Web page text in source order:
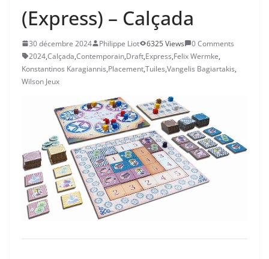
(Express) – Calçada
30 décembre 2024 Philippe Liot 6325 Views
0 Comments
2024,Calçada,Contemporain,Draft,Express,Felix Wermke,
Konstantinos Karagiannis,Placement,Tuiles,Vangelis Bagiartakis,
Wilson Jeux